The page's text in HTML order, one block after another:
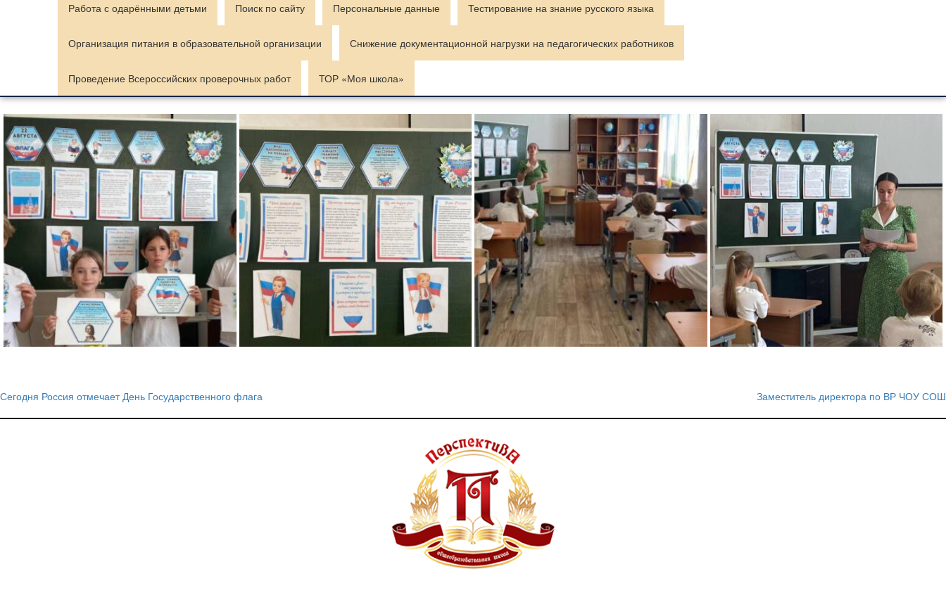
Работа с одарёнными детьми Поиск по сайту Персональные данные Тестирование на знание русского языка
Организация питания в образовательной организации Снижение документационной нагрузки на педагогических работников
Проведение Всероссийских проверочных работ ТОР «Моя школа»
Сегодня Россия отмечает День Государственного флага Заместитель директора по ВР ЧОУ СОШ